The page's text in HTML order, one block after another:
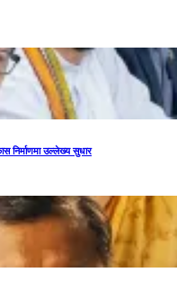
निर्माणमा उल्लेख्य सुधार